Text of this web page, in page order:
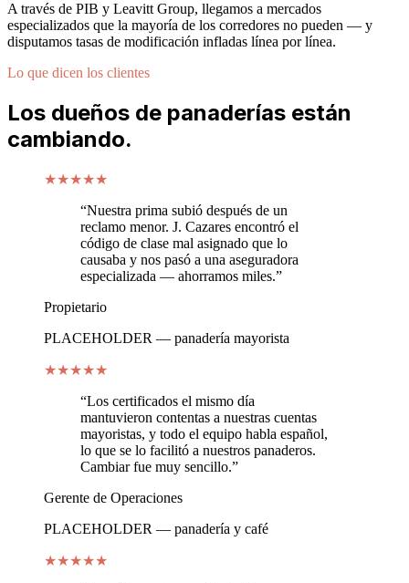
A través de PIB y Leavitt Group, llegamos a mercados
especializados que la mayoría de los corredores no pueden — y
disputamos tasas de modificación infladas línea por línea.
Lo que dicen los clientes
Los dueños de panaderías están
cambiando.
★★★★★
“Nuestra prima subió después de un
reclamo menor. J. Cazares encontró el
código de clase mal asignado que lo
causaba y nos pasó a una aseguradora
especializada — ahorramos miles.”
Propietario
PLACEHOLDER — panadería mayorista
★★★★★
“Los certificados el mismo día
mantuvieron contentas a nuestras cuentas
mayoristas, y todo el equipo habla español,
lo que se lo facilitó a nuestros panaderos.
Cambiar fue muy sencillo.”
Gerente de Operaciones
PLACEHOLDER — panadería y café
★★★★★